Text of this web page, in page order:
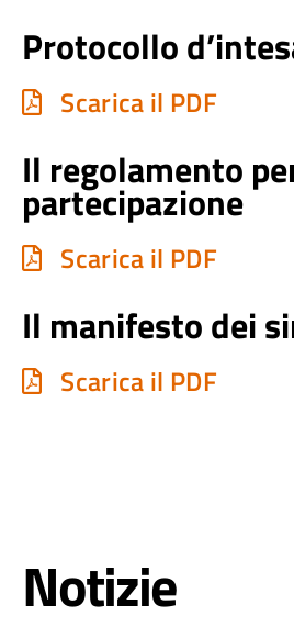
Protocollo
Scarica il PDF
Il regolamento
partecipazione
Scarica il PDF
Il manifesto dei
Scarica il PDF
Notizie